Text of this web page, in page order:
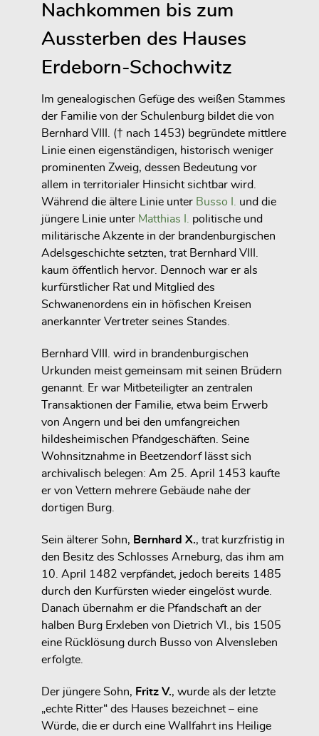
Nachkommen bis zum
Aussterben des Hauses
Erdeborn-Schochwitz
Im genealogischen Gefüge des weißen Stammes
der Familie von der Schulenburg bildet die von
Bernhard VIII. († nach 1453) begründete mittlere
Linie einen eigenständigen, historisch weniger
prominenten Zweig, dessen Bedeutung vor
allem in territorialer Hinsicht sichtbar wird.
Während die ältere Linie unter Busso I. und die
jüngere Linie unter Matthias I. politische und
militärische Akzente in der brandenburgischen
Adelsgeschichte setzten, trat Bernhard VIII.
kaum öffentlich hervor. Dennoch war er als
kurfürstlicher Rat und Mitglied des
Schwanenordens ein in höfischen Kreisen
anerkannter Vertreter seines Standes.
Bernhard VIII. wird in brandenburgischen
Urkunden meist gemeinsam mit seinen Brüdern
genannt. Er war Mitbeteiligter an zentralen
Transaktionen der Familie, etwa beim Erwerb
von Angern und bei den umfangreichen
hildesheimischen Pfandgeschäften. Seine
Wohnsitznahme in Beetzendorf lässt sich
archivalisch belegen: Am 25. April 1453 kaufte
er von Vettern mehrere Gebäude nahe der
dortigen Burg.
Sein älterer Sohn, Bernhard X., trat kurzfristig in
den Besitz des Schlosses Arneburg, das ihm am
10. April 1482 verpfändet, jedoch bereits 1485
durch den Kurfürsten wieder eingelöst wurde.
Danach übernahm er die Pfandschaft an der
halben Burg Erxleben von Dietrich VI., bis 1505
eine Rücklösung durch Busso von Alvensleben
erfolgte.
Der jüngere Sohn, Fritz V., wurde als der letzte
„echte Ritter“ des Hauses bezeichnet – eine
Würde, die er durch eine Wallfahrt ins Heilige